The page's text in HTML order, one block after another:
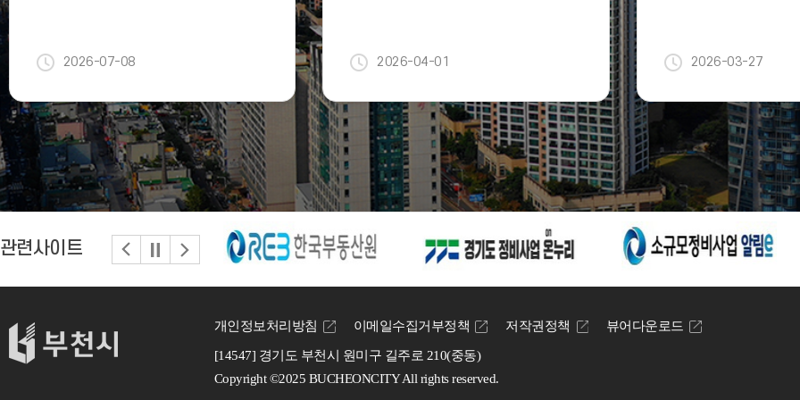
2026-07-08 2026-04-01 2026-03-27
관련사이트
이
전
정
지
다
음
개인정보처리방침 이메일수집거부정책 저작권정책 뷰어다운로드
[14547] 경기도 부천시 원미구 길주로 210(중동)
Copyright ©2025 BUCHEONCITY All rights reserved.